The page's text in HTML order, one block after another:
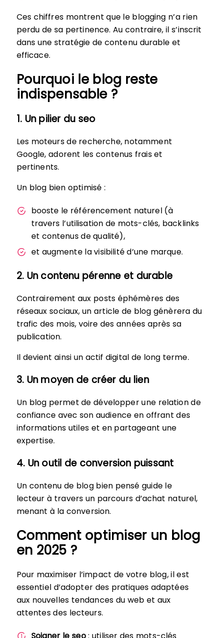
Ces chiffres montrent que le blogging n’a rien
perdu de sa pertinence. Au contraire, il s’inscrit
dans une stratégie de contenu durable et
efficace.
Pourquoi le blog reste
indispensable ?
1. Un pilier du seo
Les moteurs de recherche, notamment
Google, adorent les contenus frais et
pertinents.
Un blog bien optimisé :
booste le référencement naturel (à
travers l’utilisation de mots-clés, backlinks
et contenus de qualité),
et augmente la visibilité d’une marque.
2. Un contenu pérenne et durable
Contrairement aux posts éphémères des
réseaux sociaux, un article de blog génèrera du
trafic des mois, voire des années après sa
publication.
Il devient ainsi un actif digital de long terme.
3. Un moyen de créer du lien
Un blog permet de développer une relation de
confiance avec son audience en offrant des
informations utiles et en partageant une
expertise.
4. Un outil de conversion puissant
Un contenu de blog bien pensé guide le
lecteur à travers un parcours d’achat naturel,
menant à la conversion.
Comment optimiser un blog
en 2025 ?
Pour maximiser l’impact de votre blog, il est
essentiel d’adopter des pratiques adaptées
aux nouvelles tendances du web et aux
attentes des lecteurs.
Soigner le seo: utiliser des mots-clés